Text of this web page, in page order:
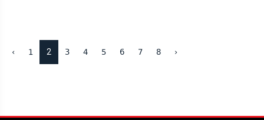
‹ 1 2 3 4 5 6 7 8 ›